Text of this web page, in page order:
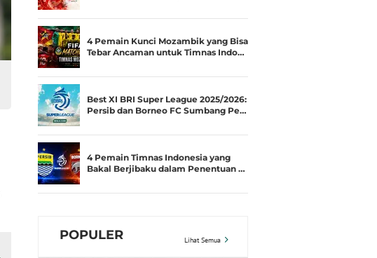
4 Pemain Kunci Mozambik yang Bisa
Tebar Ancaman untuk Timnas Indo…
Best XI BRI Super League 2025/2026:
Persib dan Borneo FC Sumbang Pe…
4 Pemain Timnas Indonesia yang
Bakal Berjibaku dalam Penentuan …
POPULER Lihat Semua